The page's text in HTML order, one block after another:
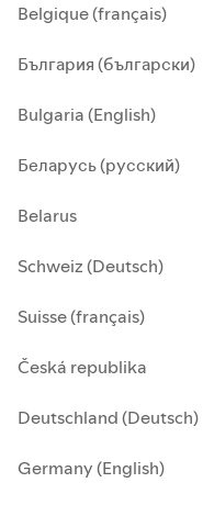
Belgique (français)
България (български)
Bulgaria (English)
Беларусь (русский)
Belarus
Schweiz (Deutsch)
Suisse (français)
Česká republika
Deutschland (Deutsch)
Germany (English)